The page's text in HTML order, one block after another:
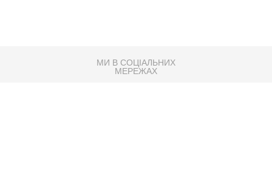
МИ В СОЦІАЛЬНИХ
МЕРЕЖАХ